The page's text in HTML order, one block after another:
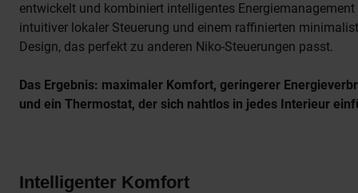
entwickelt und kombiniert intelligentes
intuitiver lokaler Steuerung und einem raffinierten
Design, das perfekt zu anderen Niko-Steuerungen passt.
Das Ergebnis: maximaler Komfort, geringerer
und ein Thermostat, der sich nahtlos in jedes Interieur
Intelligenter Komfort